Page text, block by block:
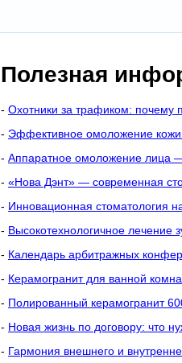
Полезная
- Охотники за трафиком: почему
- Эффективное омоложение
- Аппаратное омоложение лица
- «Нова Дэнт» — современная
- Инновационная стоматология
- Высокотехнологичное лечение
- Календарь арбитражных
- Керамогранит для ванной
- Полированный керамогранит
- Новая жизнь по договору: что
- Гармония внешнего и